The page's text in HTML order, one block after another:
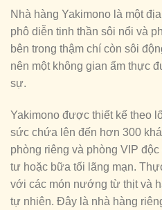
Nhà hàng Yakimono là một
phô diễn tinh thần sôi nổi và
bên trong thậm chí còn sôi
nên một không gian ẩm thực
sự.
Yakimono được thiết kế theo
sức chứa lên đến hơn 300
phòng riêng và phòng VIP
tư hoặc bữa tối lãng mạn.
với các món nướng từ thịt và
tự nhiên. Đây là nhà hàng